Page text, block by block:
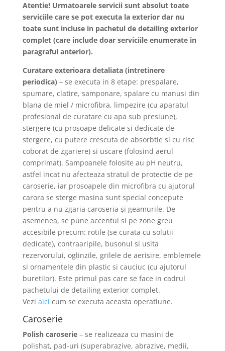
Atentie! Urmatoarele servicii sunt absolut toate
serviciile care se pot executa la exterior dar nu
toate sunt incluse in pachetul de detailing exterior
complet (care include doar serviciile enumerate in
paragraful anterior).
Curatare exterioara detaliata (intretinere
periodica) – se executa in 8 etape: prespalare,
spumare, clatire, samponare, spalare cu manusi din
blana de miel / microfibra, limpezire (cu aparatul
profesional de curatare cu apa sub presiune),
stergere (cu prosoape delicate si dedicate de
stergere, cu putere crescuta de absorbtie si cu risc
coborat de zgariere) si uscare (folosind aerul
comprimat). Sampoanele folosite au pH neutru,
astfel incat nu afecteaza stratul de protectie de pe
caroserie, iar prosoapele din microfibra cu ajutorul
carora se sterge masina sunt special concepute
pentru a nu zgaria caroseria și geamurile. De
asemenea, se pune accentul si pe zone greu
accesibile precum: rotile (se curata cu solutii
dedicate), contraaripile, busonul si usita
rezervorului, oglinzile, grilele de aerisire, emblemele
si ornamentele din plastic si cauciuc (cu ajutorul
buretilor). Este primul pas care se face in cadrul
pachetului de detailing exterior complet.
Vezi aici cum se executa aceasta operatiune.
Caroserie
Polish caroserie – se realizeaza cu masini de
polishat, pad-uri (superabrazive, abrazive, medii,